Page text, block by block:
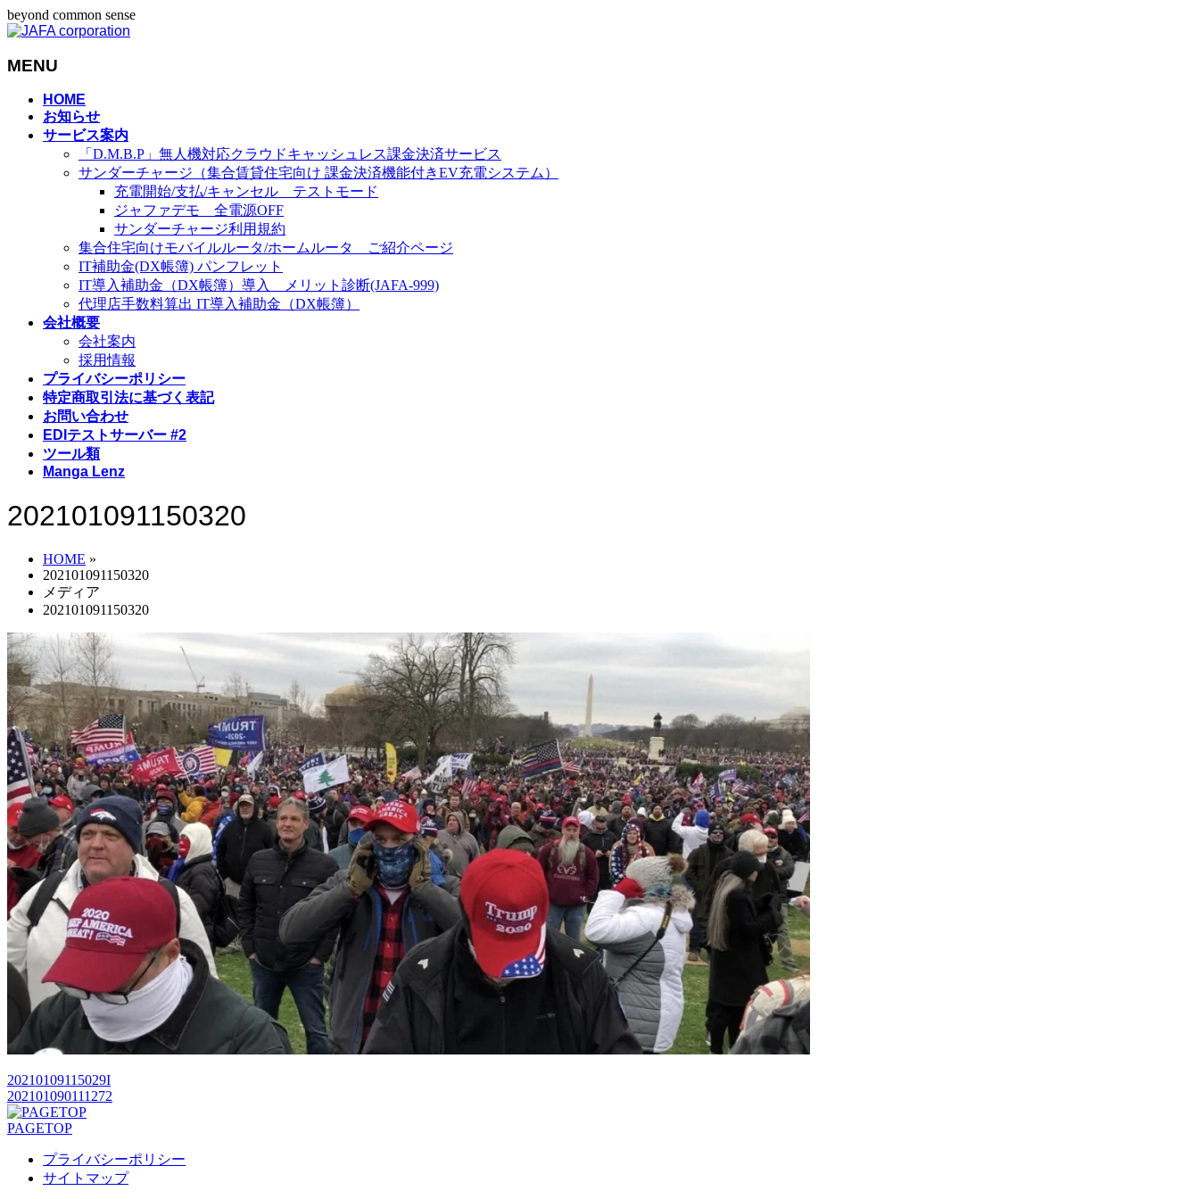
beyond common sense
MENU
HOME
お知らせ
サービス案内
「D.M.B.P」無人機対応クラウドキャッシュレス課金決済サービス
サンダーチャージ（集合賃貸住宅向け 課金決済機能付きEV充電システム）
充電開始/支払/キャンセル テストモード
ジャファデモ 全電源OFF
サンダーチャージ利用規約
集合住宅向けモバイルルータ/ホームルータ ご紹介ページ
IT補助金(DX帳簿) パンフレット
IT導入補助金（DX帳簿）導入 メリット診断(JAFA-999)
代理店手数料算出 IT導入補助金（DX帳簿）
会社概要
会社案内
採用情報
プライバシーポリシー
特定商取引法に基づく表記
お問い合わせ
EDIテストサーバー #2
ツール類
Manga Lenz
202101091150320
HOME »
202101091150320
メディア
202101091150320
20210109115029I
202101090111272
PAGETOP
プライバシーポリシー
サイトマップ